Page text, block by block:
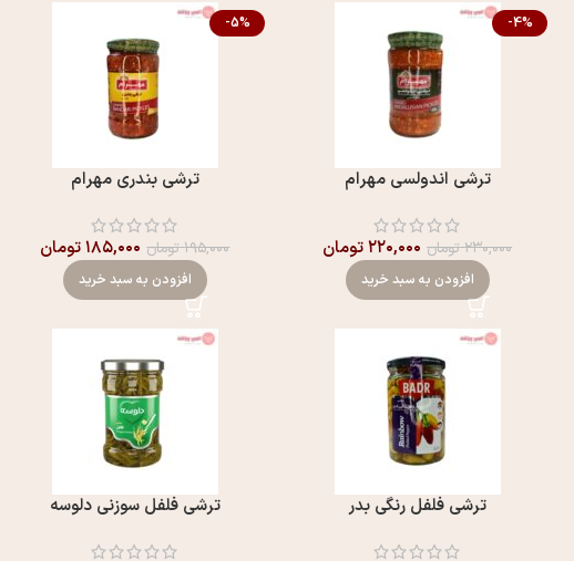
-4%
ترشی اندولسی مهرام
۲۳۰,۰۰۰تومان ۲۲۰,۰۰۰تومان
افزودن به سبد خرید
-5%
ترشی بندری مهرام
۱۹۵,۰۰۰تومان ۱۸۵,۰۰۰تومان
افزودن به سبد خرید
ترشی فلفل رنگی بدر ترشی فلفل سوزنی دلوسه